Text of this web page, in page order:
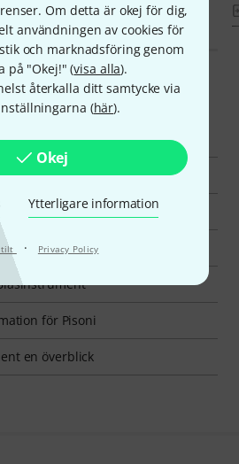
Om detta är okej för dig,
användningen av cookies för
och marknadsföring genom
på "Okej!" (visa alla).
återkalla ditt samtycke via
(här).
Okej
Ytterligare information
· Privacy Policy
Jämför
Navigator
Blåsinstrument en överblick
för Blåsinstrument
för Pisoni
en överblick